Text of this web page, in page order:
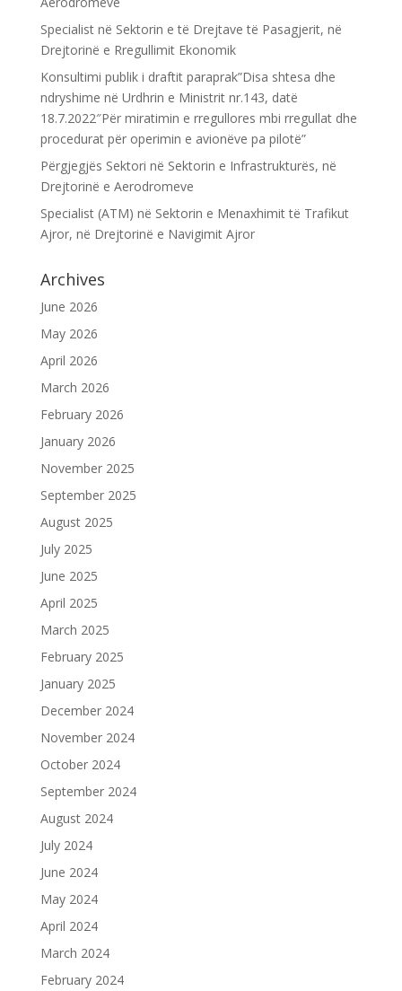
Specialist në Sektorin e të Drejtave të Pasagjerit, në
Drejtorinë e Rregullimit Ekonomik
Konsultimi publik i draftit paraprak”Disa shtesa dhe
ndryshime në Urdhrin e Ministrit nr.143, datë
18.7.2022″Për miratimin e rregullores mbi rregullat dhe
procedurat për operimin e avionëve pa pilotë”
Përgjegjës Sektori në Sektorin e Infrastrukturës, në
Drejtorinë e Aerodromeve
Specialist (ATM) në Sektorin e Menaxhimit të Trafikut
Ajror, në Drejtorinë e Navigimit Ajror
Archives
June 2026
May 2026
April 2026
March 2026
February 2026
January 2026
November 2025
September 2025
August 2025
July 2025
June 2025
April 2025
March 2025
February 2025
January 2025
December 2024
November 2024
October 2024
September 2024
August 2024
July 2024
June 2024
May 2024
April 2024
March 2024
February 2024